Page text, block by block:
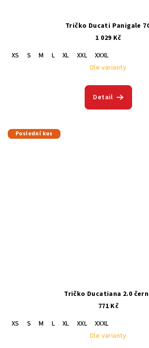
Tričko Ducati Panigale
1 029 Kč
XS
S M L XL XXL
XXXL
Dle varianty
Detail
Poslední kus
Tričko Ducatiana 2.0
771 Kč
XS
S M L XL XXL
XXXL
Dle varianty